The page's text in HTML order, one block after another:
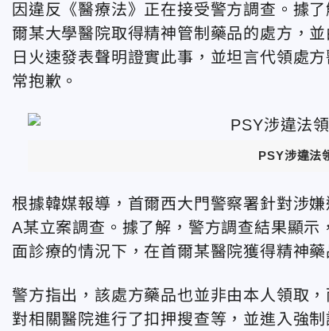
因違反《醫療法》正在接受警方調查。據
爾某大學醫院取得精神管制藥品的處方，
日火速發表聲明證實此事，並坦言代領處
常抱歉。
PSY涉違法
根據韓媒報導，首爾西大門警察署針對涉
A某立案調查。據了解，警方調查結果顯
面診療的情況下，在首爾某醫院獲得精神藥
警方指出，該處方藥品也並非由本人領取
對相關醫院進行了扣押搜查等，並進入強制